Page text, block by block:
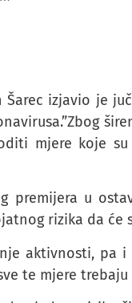
Šarec izjavio je
mjere koje
premijera u
rizika da će
aktivnosti, pa
te mjere